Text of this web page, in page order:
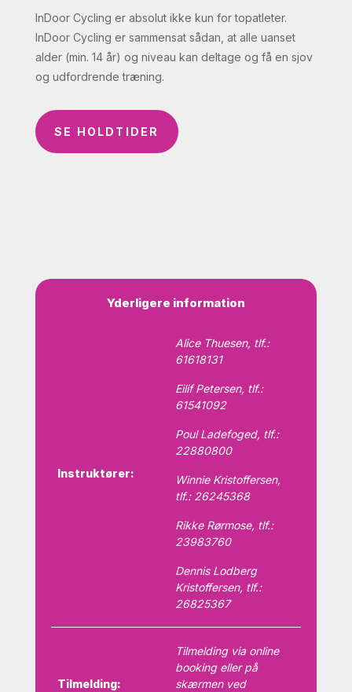
InDoor Cycling er absolut ikke kun for topatleter.
InDoor Cycling er sammensat sådan, at alle uanset
alder (min. 14 år) og niveau kan deltage og få en sjov
og udfordrende træning.
SE HOLDTIDER
Yderligere information
Instruktører:
Alice Thuesen, tlf.:
61618131
Eilif Petersen, tlf.:
61541092
Poul Ladefoged, tlf.:
22880800
Winnie Kristoffersen,
tlf.: 26245368
Rikke Rørmose, tlf.:
23983760
Dennis Lodberg
Kristoffersen, tlf.:
26825367
Tilmelding:
Tilmelding via online
booking eller på
skærmen ved